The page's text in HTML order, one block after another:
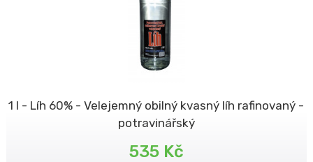
1 l - Líh 60% - Velejemný obilný kvasný líh rafinovaný -
potravinářský
535 Kč